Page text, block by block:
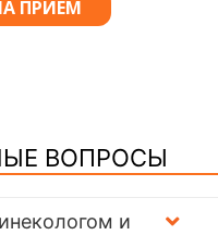
ВОПРОСЫ
и